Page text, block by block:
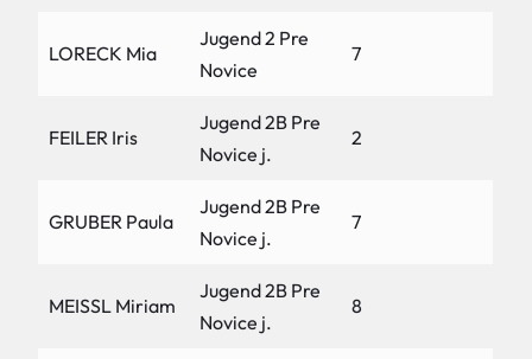
LORECK Mia
Jugend 2 Pre
Novice
7
FEILER Iris
Jugend 2B Pre
Novice j.
2
GRUBER Paula
Jugend 2B Pre
Novice j.
7
MEISSL Miriam
Jugend 2B Pre
Novice j.
8